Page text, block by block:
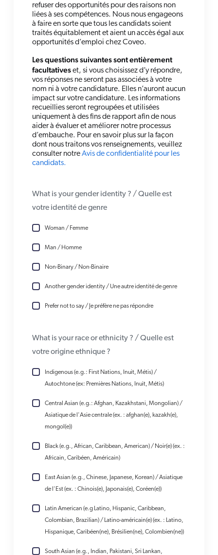
refuser des opportunités pour des raisons non
liées à ses compétences. Nous nous engageons
à faire en sorte que tous les candidats soient
traités équitablement et aient un accès égal aux
opportunités d’emploi chez Coveo.
Les questions suivantes sont entièrement
facultativeset, si vous choisissez d’y répondre,
vos réponses ne seront pas associées à votre
nom ni à votre candidature. Elles n’auront aucun
impact sur votre candidature. Les informations
recueillies seront regroupées et utilisées
uniquement à des fins de rapport afin de nous
aider à évaluer et améliorer notre processus
d’embauche. Pour en savoir plus sur la façon
dont nous traitons vos renseignements, veuillez
consulter notreAvis de confidentialité pour les
candidats.
What is your gender identity ? / Quelle est
votre identité de genre
Woman / Femme
Man / Homme
Non-Binary / Non-Binaire
Another gender identity / Une autre identité de genre
Prefer not to say / Je préfère ne pas répondre
What is your race or ethnicity ? / Quelle est
votre origine ethnique ?
Indigenous (e.g.: First Nations, Inuit, Métis) /
Autochtone (ex: Premières Nations, Inuit, Métis)
Central Asian (e.g.: Afghan, Kazakhstani, Mongolian) /
Asiatique de l'Asie centrale (ex. : afghan(e), kazakh(e),
mongol(e))
Black (e.g., African, Caribbean, American) / Noir(e) (ex. :
Africain, Caribéen, Américain)
East Asian (e.g., Chinese, Japanese, Korean) / Asiatique
de l'Est (ex. : Chinois(e), Japonais(e), Coréen(e))
Latin American (e.g Latino, Hispanic, Caribbean,
Colombian, Brazilian) / Latino-américain(e) (ex. : Latino,
Hispanique, Caribéen(ne), Brésilien(ne), Colombien(ne))
South Asian (e.g., Indian, Pakistani, Sri Lankan,